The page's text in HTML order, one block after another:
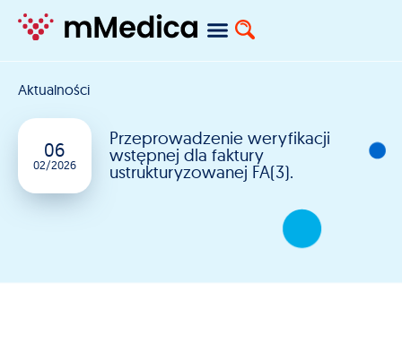
Aktualności
06
02/2026
Przeprowadzenie weryfikacji
wstępnej dla faktury
ustrukturyzowanej FA(3).